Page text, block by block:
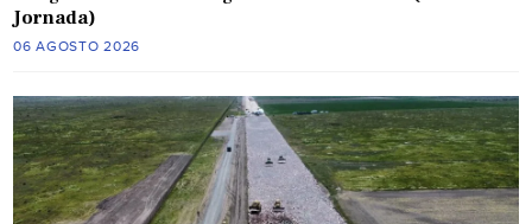
Jornada)
06 AGOSTO 2026